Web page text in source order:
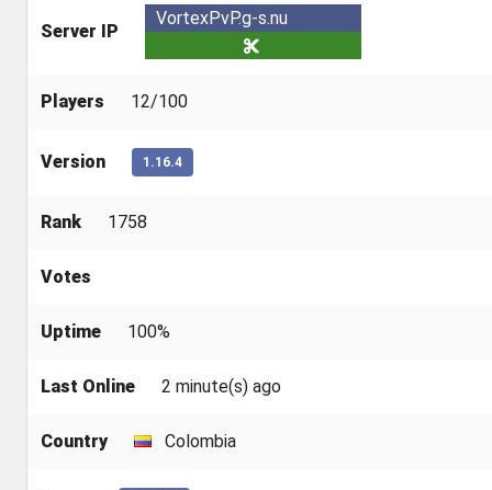
Server IP
VortexPvP.g-s.nu
Players 12/100
Version 1.16.4
Rank 1758
Votes
Uptime 100%
Last Online 2 minute(s) ago
Country Colombia